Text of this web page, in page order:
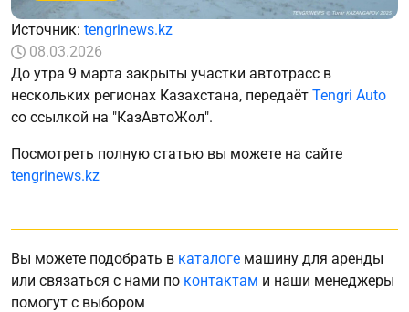
Источник: tengrinews.kz
08.03.2026
До утра 9 марта закрыты участки автотрасс в
нескольких регионах Казахстана, передаёт Tengri Auto
со ссылкой на "КазАвтоЖол".
Посмотреть полную статью вы можете на сайте
tengrinews.kz
Вы можете подобрать в каталоге машину для аренды
или связаться с нами по контактам и наши менеджеры
помогут с выбором